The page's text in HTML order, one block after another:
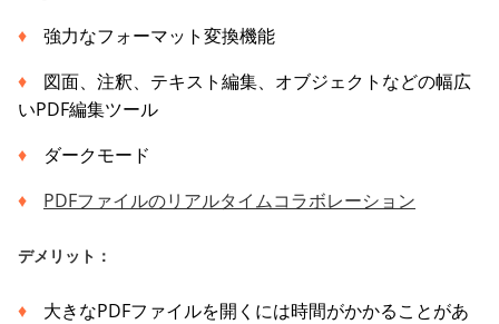
強力なフォーマット変換機能
図面、注釈、テキスト編集、オブジェクトなどの幅広
いPDF編集ツール
ダークモード
PDFファイルのリアルタイムコラボレーション
デメリット：
大きなPDFファイルを開くには時間がかかることがあ